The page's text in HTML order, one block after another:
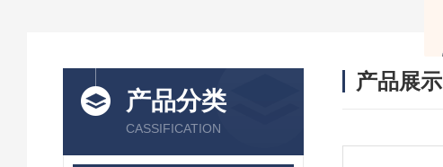
产品分类
CASSIFICATION
产品展示